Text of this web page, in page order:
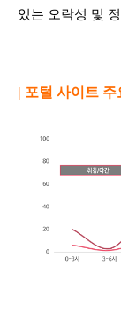
있는 오락성 및
| 포털 사이트 주